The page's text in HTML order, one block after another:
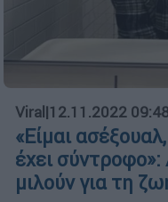
Viral |12.11.2022
«Είμαι
έχει
μιλούν για τη